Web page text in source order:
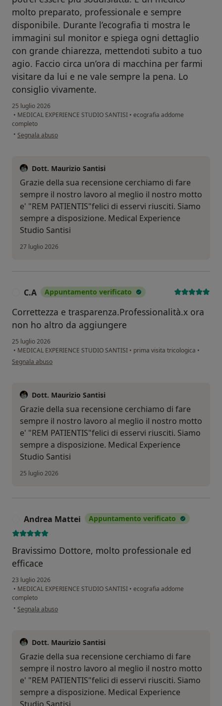
molto preparato, professionale e sempre
disponibile. Durante l’ecografia ti mostra le
immagini sul monitor e spiega ogni dettaglio
con grande chiarezza, mettendoti subito a tuo
agio. Faccio circa un’ora di macchina per farmi
visitare da lui e ne vale sempre la pena. Lo
consiglio vivamente.
25 luglio 2026
• MEDICAL EXPERIENCE STUDIO SANTISI • ecografia addome
completo
• secondo l'opinione dell'utente Nastasia Ciubotaru
Segnala abuso
Dott. Maurizio Santisi
Grazie della sua recensione cerchiamo di fare
sempre il nostro lavoro al meglio il nostro motto
e' "REM PATIENTIS"felici di esservi riusciti. Siamo
sempre a disposizione. Medical Experience
Studio Santisi
27 luglio 2026
C.A Appuntamento verificato
Correttezza e trasparenza.Professionalità.x ora
non ho altro da aggiungere
25 luglio 2026
• MEDICAL EXPERIENCE STUDIO SANTISI • prima visita tricologica •
secondo l'opinione dell'utente C.A
Segnala abuso
Dott. Maurizio Santisi
Grazie della sua recensione cerchiamo di fare
sempre il nostro lavoro al meglio il nostro motto
e' "REM PATIENTIS"felici di esservi riusciti. Siamo
sempre a disposizione. Medical Experience
Studio Santisi
25 luglio 2026
Andrea Mattei Appuntamento verificato
Bravissimo Dottore, molto professionale ed
efficace
23 luglio 2026
• MEDICAL EXPERIENCE STUDIO SANTISI • ecografia addome
completo
• secondo l'opinione dell'utente Andrea Mattei
Segnala abuso
Dott. Maurizio Santisi
Grazie della sua recensione cerchiamo di fare
sempre il nostro lavoro al meglio il nostro motto
e' "REM PATIENTIS"felici di esservi riusciti. Siamo
sempre a disposizione. Medical Experience